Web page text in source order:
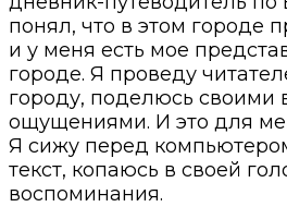
понял, что в этом городе
и у меня есть мое
городе. Я проведу
городу, поделюсь своими
ощущениями. И это для
Я сижу перед
текст, копаюсь в своей
воспоминания.